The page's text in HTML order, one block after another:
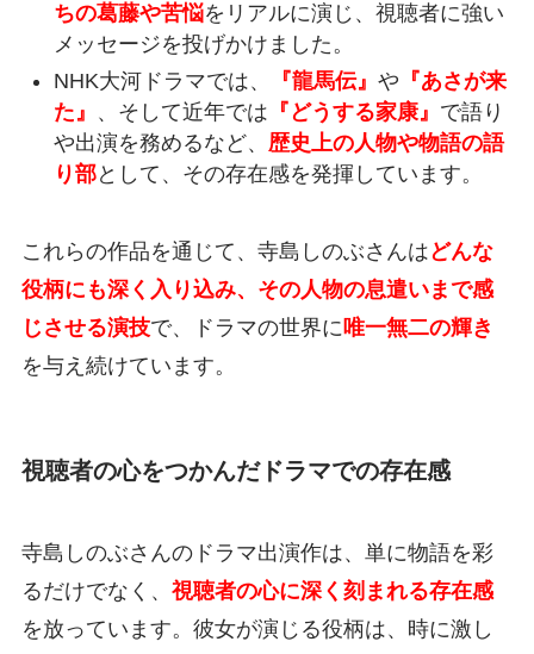
ちの葛藤や苦悩をリアルに演じ、視聴者に強い
メッセージを投げかけました。
NHK大河ドラマでは、
『龍馬伝』 や 『あさが来
た』 、そして近年では 『どうする家康』 で語り
や出演を務めるなど、 歴史上の人物や物語の語
り部として、その存在感を発揮しています。
これらの作品を通じて、寺島しのぶさんはどんな
役柄にも深く入り込み、その人物の息遣いまで感
じさせる演技で、ドラマの世界に 唯一無二の輝き
を与え続けています。
視聴者の心をつかんだドラマでの存在感
寺島しのぶさんのドラマ出演作は、単に物語を彩
るだけでなく、 視聴者の心に深く刻まれる存在感
を放っています。彼女が演じる役柄は、時に激し